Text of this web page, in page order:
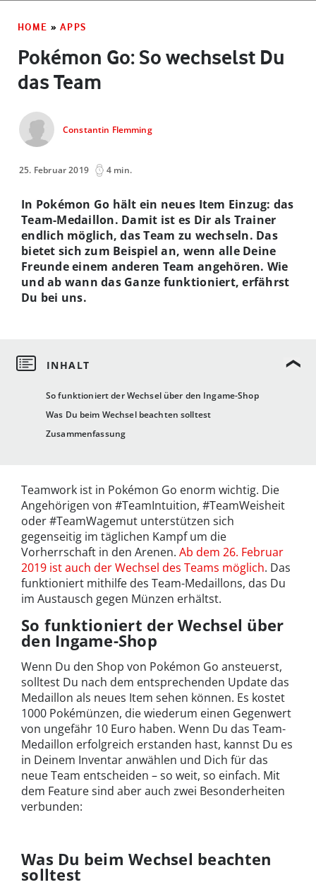
HOME » APPS
Pokémon Go: So wechselst Du
das Team
Constantin Flemming
25. Februar 2019 4 min.
So funktioniert der Wechsel über den Ingame-Shop
Was Du beim Wechsel beachten solltest
Zusammenfassung
In Pokémon Go hält ein neues Item Einzug: das
Team-Medaillon. Damit ist es Dir als Trainer
endlich möglich, das Team zu wechseln. Das
bietet sich zum Beispiel an, wenn alle Deine
Freunde einem anderen Team angehören. Wie
und ab wann das Ganze funktioniert, erfährst
Du bei uns.
Teamwork ist in Pokémon Go enorm wichtig. Die
Angehörigen von #TeamIntuition, #TeamWeisheit
oder #TeamWagemut unterstützen sich
gegenseitig im täglichen Kampf um die
Vorherrschaft in den Arenen. Ab dem 26. Februar
2019 ist auch der Wechsel des Teams möglich. Das
funktioniert mithilfe des Team-Medaillons, das Du
im Austausch gegen Münzen erhältst.
So funktioniert der Wechsel über
den Ingame-Shop
Wenn Du den Shop von Pokémon Go ansteuerst,
solltest Du nach dem entsprechenden Update das
Medaillon als neues Item sehen können. Es kostet
1000 Pokémünzen, die wiederum einen Gegenwert
von ungefähr 10 Euro haben. Wenn Du das Team-
Medaillon erfolgreich erstanden hast, kannst Du es
in Deinem Inventar anwählen und Dich für das
neue Team entscheiden – so weit, so einfach. Mit
dem Feature sind aber auch zwei Besonderheiten
verbunden:
Was Du beim Wechsel beachten
solltest